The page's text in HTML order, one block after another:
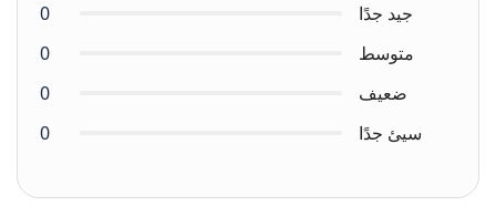
جيد جدًا
0
متوسط
0
ضعيف
0
سيئ جدًا
0